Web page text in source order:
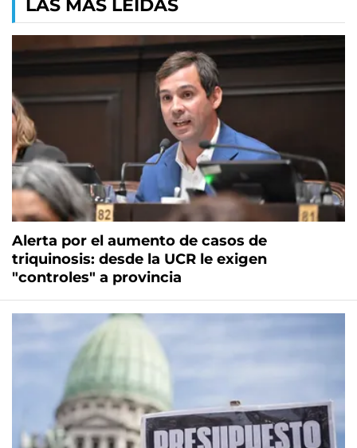
LAS MÁS LEÍDAS
Alerta por el aumento de casos de
triquinosis: desde la UCR le exigen
"controles" a provincia